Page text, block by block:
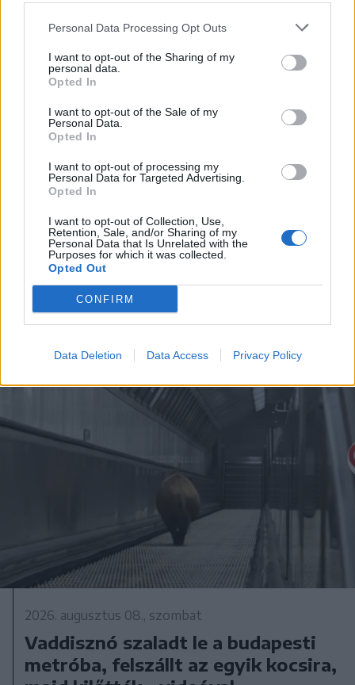
Personal Data Processing Opt Outs
I want to opt-out of the Sharing of my
personal data.
Opted In
I want to opt-out of the Sale of my
Personal Data.
Opted In
I want to opt-out of processing my
Personal Data for Targeted Advertising.
Opted In
I want to opt-out of Collection, Use,
Retention, Sale, and/or Sharing of my
Personal Data that Is Unrelated with the
Purposes for which it was collected.
Opted Out
CONFIRM
Data Deletion Data Access Privacy Policy
2026. augusztus 08., szombat
Románia irányából érkező ukrán
csalidrón robbant fel Bulgáriában –
frissítve
2026. augusztus 08., szombat
Vaddisznó szaladt le a budapesti
metróba, felszállt az egyik kocsira,